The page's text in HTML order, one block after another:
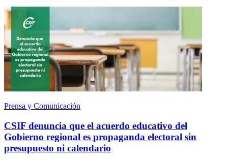
Prensa y Comunicación
CSIF denuncia que el acuerdo educativo del
Gobierno regional es propaganda electoral sin
presupuesto ni calendario